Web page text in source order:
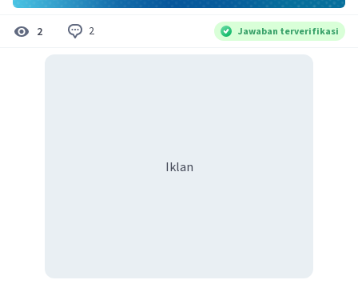
2 2 Jawaban terverifikasi
Iklan